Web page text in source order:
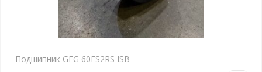
Подшипник GEG 60ES2RS ISB